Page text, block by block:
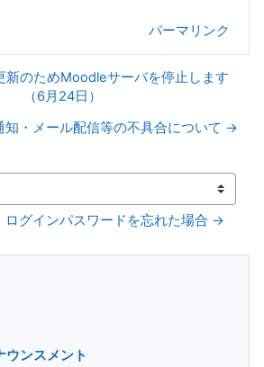
パーマリンク
のためMoodleサーバを停止します
（6月24日）
知・メール配信等の不具合について →
ログインパスワードを忘れた場合 →
ウンスメント